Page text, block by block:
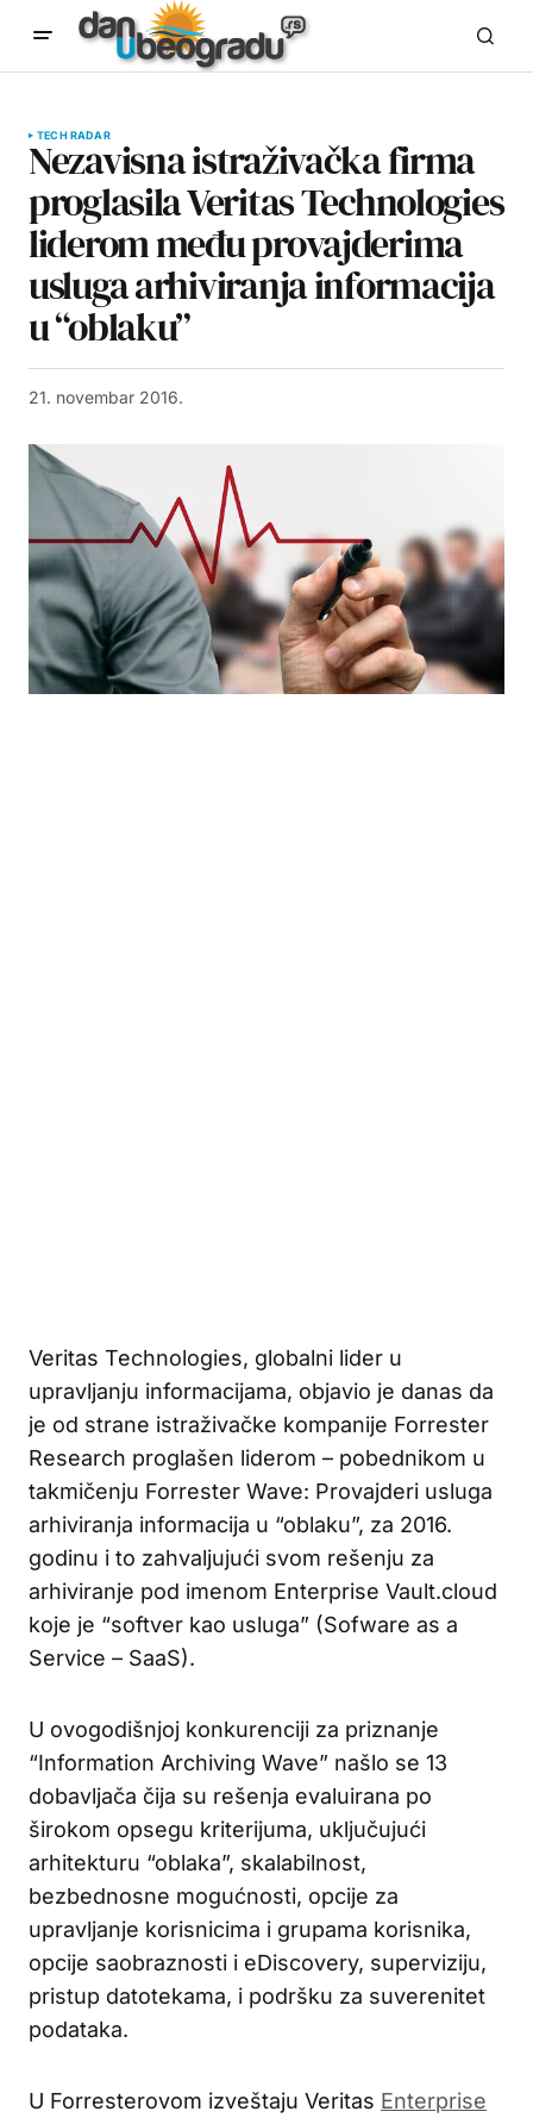
TECH RADAR
Nezavisna istraživačka firma
proglasila Veritas Technologies
liderom među provajderima
usluga arhiviranja informacija
u “oblaku”
21. novembar 2016.
Veritas Technologies, globalni lider u
upravljanju informacijama, objavio je danas da
je od strane istraživačke kompanije Forrester
Research proglašen liderom – pobednikom u
takmičenju Forrester Wave: Provajderi usluga
arhiviranja informacija u “oblaku”, za 2016.
godinu i to zahvaljujući svom rešenju za
arhiviranje pod imenom Enterprise Vault.cloud
koje je “softver kao usluga” (Sofware as a
Service – SaaS).
U ovogodišnjoj konkurenciji za priznanje
“Information Archiving Wave” našlo se 13
dobavljača čija su rešenja evaluirana po
širokom opsegu kriterijuma, uključujući
arhitekturu “oblaka”, skalabilnost,
bezbednosne mogućnosti, opcije za
upravljanje korisnicima i grupama korisnika,
opcije saobraznosti i eDiscovery, superviziju,
pristup datotekama, i podršku za suverenitet
podataka.
U Forresterovom izveštaju Veritas Enterprise